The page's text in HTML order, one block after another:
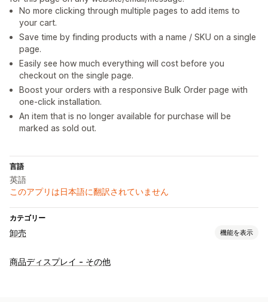
No more clicking through multiple pages to add items to
your cart.
Save time by finding products with a name / SKU on a single
page.
Easily see how much everything will cost before you
checkout on the single page.
Boost your orders with a responsive Bulk Order page with
one-click installation.
An item that is no longer available for purchase will be
marked as sold out.
言語
英語
このアプリは日本語に翻訳されていません
カテゴリー
卸売 機能を表示
価格設定オプション
商品ディスプレイ - その他